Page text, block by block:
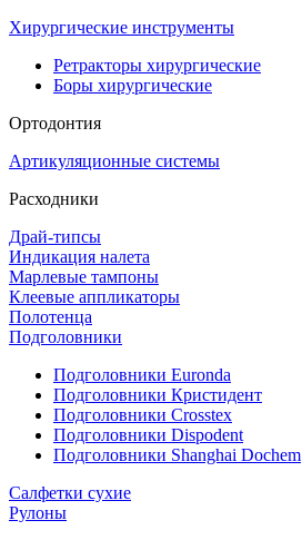
Хирургические инструменты
Ретракторы хирургические
Боры хирургические
Ортодонтия
Артикуляционные системы
Расходники
Драй-типсы
Индикация налета
Марлевые тампоны
Клеевые аппликаторы
Полотенца
Подголовники
Подголовники Euronda
Подголовники Кристидент
Подголовники Crosstex
Подголовники Dispodent
Подголовники Shanghai Dochem
Салфетки сухие
Рулоны